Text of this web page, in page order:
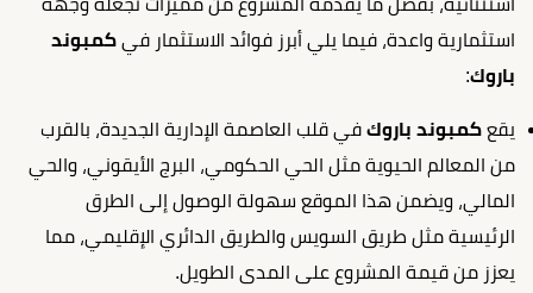
استثمارية واعدة، فيما يلي أبرز فوائد الاستثمار في كمبوند
باروك:
يقع كمبوند باروك في قلب العاصمة الإدارية الجديدة، بالقرب
من المعالم الحيوية مثل الحي الحكومي، البرج الأيقوني، والحي
المالي، ويضمن هذا الموقع سهولة الوصول إلى الطرق
الرئيسية مثل طريق السويس والطريق الدائري الإقليمي، مما
يعزز من قيمة المشروع على المدى الطويل.